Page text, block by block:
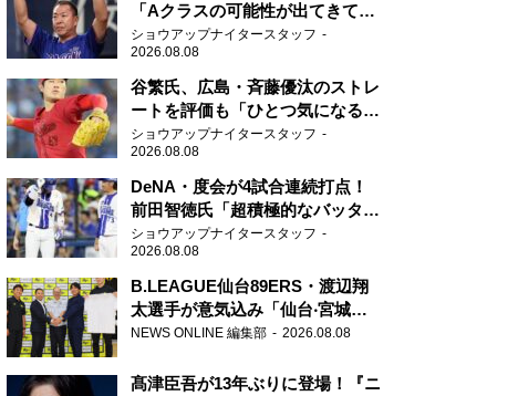
「Aクラスの可能性が出てきてい
ますね」
ショウアップナイタースタッフ
2026.08.08
谷繁氏、広島・斉藤優汰のストレ
ートを評価も「ひとつ気になるこ
とが…」
ショウアップナイタースタッフ
2026.08.08
DeNA・度会が4試合連続打点！
前田智徳氏「超積極的なバッター
はチャンスに強い」
ショウアップナイタースタッフ
2026.08.08
B.LEAGUE仙台89ERS・渡辺翔
太選手が意気込み「仙台‧宮城を
さらに盛り上げていきたいです」
NEWS ONLINE 編集部 2026.08.08
髙津臣吾が13年ぶりに登場！『ニ